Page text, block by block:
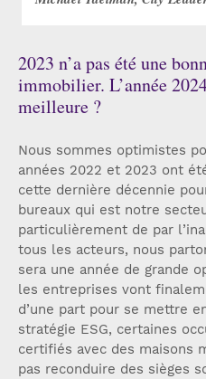
2023 n’a pas été une
immobilier. L’année
meilleure ?
Nous sommes optimistes
années 2022 et 2023 ont
cette dernière décennie
bureaux qui est notre
particulièrement de par
tous les acteurs, nous
sera une année de grande
les entreprises vont
d’une part pour se mettre
stratégie ESG, certaines
certifiés avec des maisons
pas reconduire des sièges